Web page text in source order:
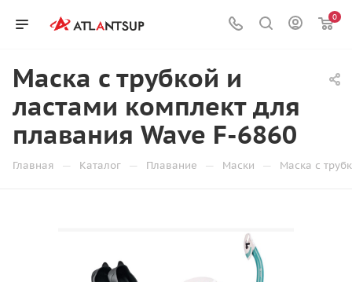
0
Маска с трубкой и
ластами комплект для
плавания Wave F-6860
Главная — Каталог — Плавание — Маски — Маска с